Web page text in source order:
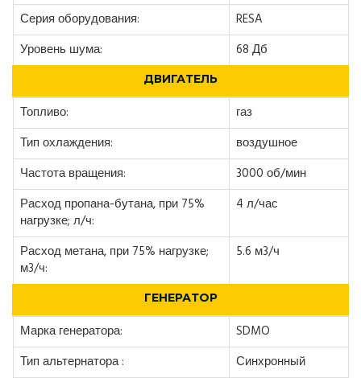
Серия оборудования:
RESA
Уровень шума:
68 Дб
ДВИГАТЕЛЬ
Топливо:
газ
Тип охлаждения:
воздушное
Частота вращения:
3000 об/мин
Расход пропана-бутана, при 75%
нагрузке; л/ч:
4 л/час
Расход метана, при 75% нагрузке;
м3/ч:
5.6 м3/ч
ГЕНЕРАТОР
Марка генератора:
SDMO
Тип альтернатора :
Синхронный